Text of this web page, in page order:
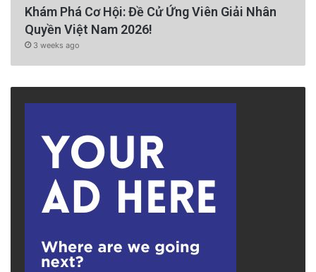
Khám Phá Cơ Hội: Đề Cử Ứng Viên Giải Nhân
Quyền Việt Nam 2026!
3 weeks ago